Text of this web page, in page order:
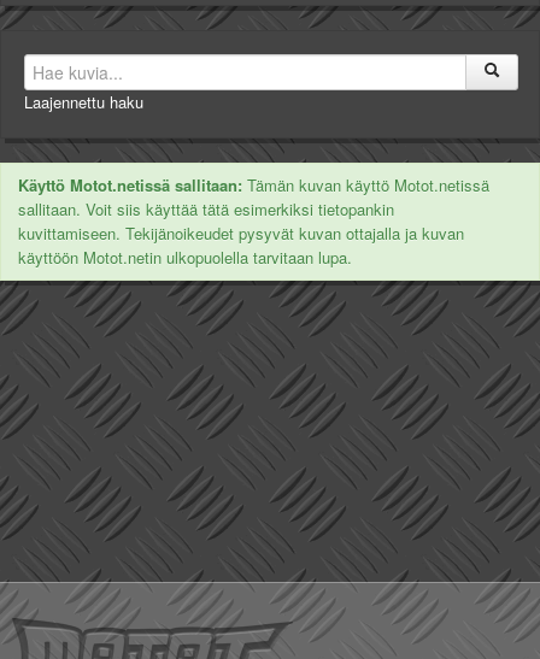
Laajennettu haku
Käyttö Motot.netissä sallitaan: Tämän kuvan käyttö Motot.netissä
sallitaan. Voit siis käyttää tätä esimerkiksi tietopankin
kuvittamiseen. Tekijänoikeudet pysyvät kuvan ottajalla ja kuvan
käyttöön Motot.netin ulkopuolella tarvitaan lupa.